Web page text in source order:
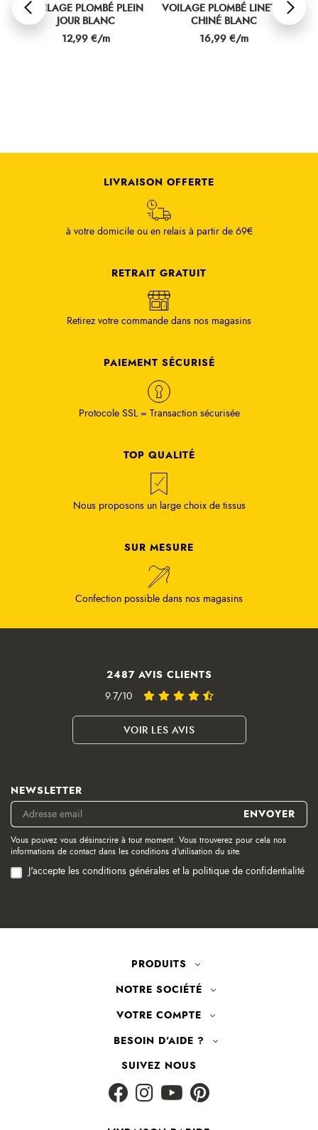
PLEIN
VOILAGE PLOMBÉ LINETTE
CHINÉ BLANC
VOILAGE PLOMBÉ
DOUPION BLANC
LIVRAISON OFFERTE
à votre domicile ou en relais à partir de 69€
RETRAIT GRATUIT
Retirez votre commande dans nos magasins
PAIEMENT SÉCURISÉ
Protocole SSL = Transaction sécurisée
TOP QUALITÉ
Nous proposons un large choix de tissus
SUR MESURE
Confection possible dans nos magasins
2487 AVIS CLIENTS
9.7/10
VOIR LES AVIS
NEWSLETTER
Vous pouvez vous désinscrire à tout moment. Vous trouverez pour cela nos
informations de contact dans les conditions d'utilisation du site.
J'accepte les conditions générales et la politique de confidentialité
PRODUITS
NOTRE SOCIÉTÉ
VOTRE COMPTE
BESOIN D'AIDE ?
SUIVEZ NOUS